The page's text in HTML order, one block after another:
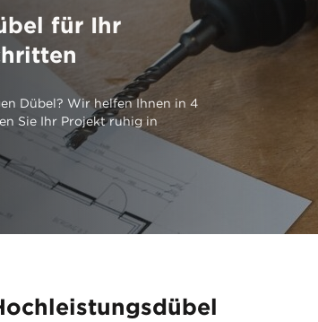
für Ihr
Dübel? Wir helfen Ihnen in 4
Sie Ihr Projekt ruhig in